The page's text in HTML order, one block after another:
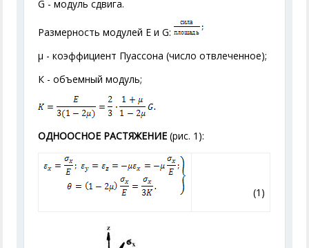
G - модуль сдвига.
Размерность модулей Е и G:
μ - коэффициент Пуассона (число отвлеченное);
К - объемный модуль;
ОДНООСНОЕ РАСТЯЖЕНИЕ(рис. 1):
(1)